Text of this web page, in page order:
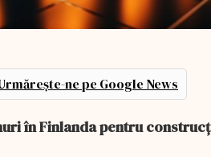
ne pe Google News
în Finlanda pentru